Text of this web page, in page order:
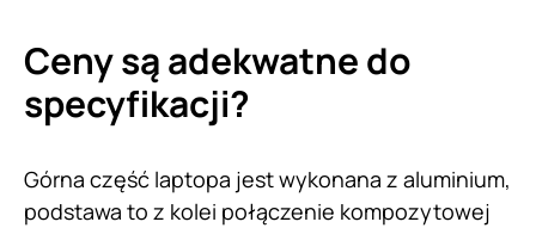
Ceny są adekwatne do
specyfikacji?
Górna część laptopa jest wykonana z aluminium,
podstawa to z kolei połączenie kompozytowej